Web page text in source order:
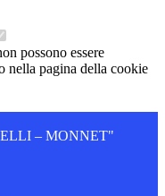
possono essere
nella pagina della cookie
– MONNET"